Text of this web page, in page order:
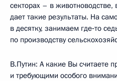
секторах – в
дает такие результаты. На
в десятку, занимаем где‑то
по производству
В.Путин: А какие Вы считаете
и требующими особого